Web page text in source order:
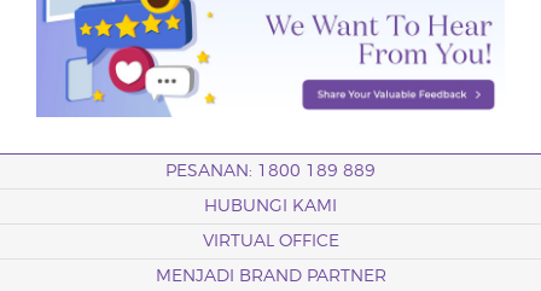
PESANAN: 1800 189 889
HUBUNGI KAMI
VIRTUAL OFFICE
MENJADI BRAND PARTNER